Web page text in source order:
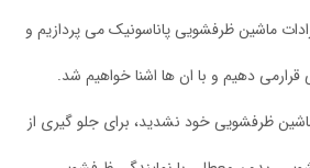
ماشین ظرفشویی پاناسونیک می پردازیم و
دهیم و با ان ها اشنا خواهیم شد.
ظرفشویی خود نشدید، برای جلو گیری از